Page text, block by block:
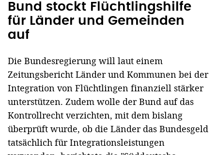
Bund stockt Flüchtlingshilfe
für Länder und Gemeinden
auf
Die Bundesregierung will laut einem
Zeitungsbericht Länder und Kommunen bei der
Integration von Flüchtlingen finanziell stärker
unterstützen. Zudem wolle der Bund auf das
Kontrollrecht verzichten, mit dem bislang
überprüft wurde, ob die Länder das Bundesgeld
tatsächlich für Integrationsleistungen